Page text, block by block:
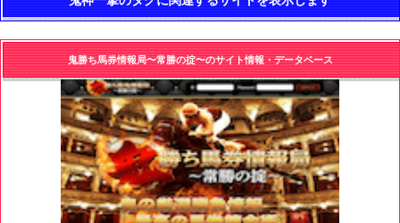
鬼勝ち馬券情報局〜常勝の掟〜のサイト情報・データベース